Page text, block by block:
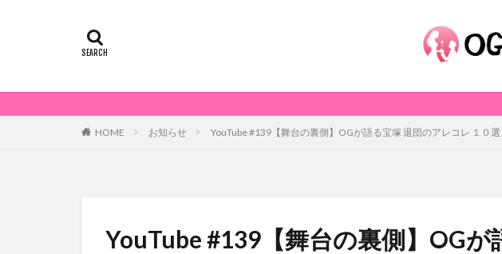
HOME お知らせ YouTube #139【舞台の裏側】OGが語る宝塚 退団のアレコレ １０選
YouTube #139【舞台の裏側】OGが